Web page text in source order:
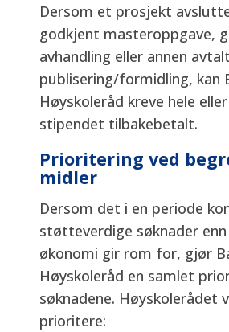
Dersom et prosjekt
godkjent masteroppgave,
avhandling eller annen avtalt
publisering/formidling, kan
Høyskoleråd kreve hele
stipendet tilbakebetalt.
Prioritering ved
midler
Dersom det i en periode
støtteverdige søknader
økonomi gir rom for, gjør
Høyskoleråd en samlet
søknadene. Høyskolerådet
prioritere: